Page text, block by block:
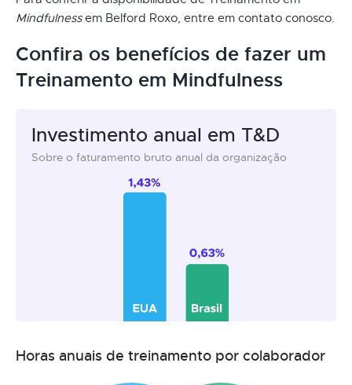
Mindfulnessem Belford Roxo, entre em contato conosco.
Confira os benefícios de fazer um
Treinamento em Mindfulness
Investimento anual em T&D
Sobre o faturamento bruto anual da organização
Horas anuais de treinamento por colaborador